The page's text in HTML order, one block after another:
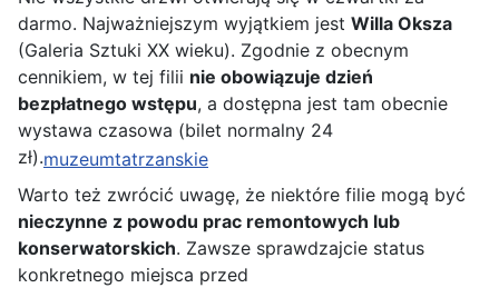
darmo. Najważniejszym wyjątkiem jest Willa Oksza
(Galeria Sztuki XX wieku). Zgodnie z obecnym
cennikiem, w tej filii nie obowiązuje dzień
bezpłatnego wstępu, a dostępna jest tam obecnie
wystawa czasowa (bilet normalny 24
zł).muzeumtatrzanskie
Warto też zwrócić uwagę, że niektóre filie mogą być
nieczynne z powodu prac remontowych lub
konserwatorskich. Zawsze sprawdzajcie status
konkretnego miejsca przed